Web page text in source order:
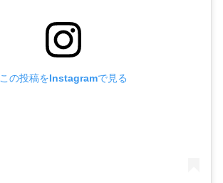
この投稿をInstagramで見る